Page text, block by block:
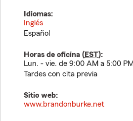
Idiomas:
Inglés
Español
Horas de oficina (EST):
Lun. - vie. de 9:00 AM a 5:00 PM
Tardes con cita previa
Sitio web:
www.brandonburke.net